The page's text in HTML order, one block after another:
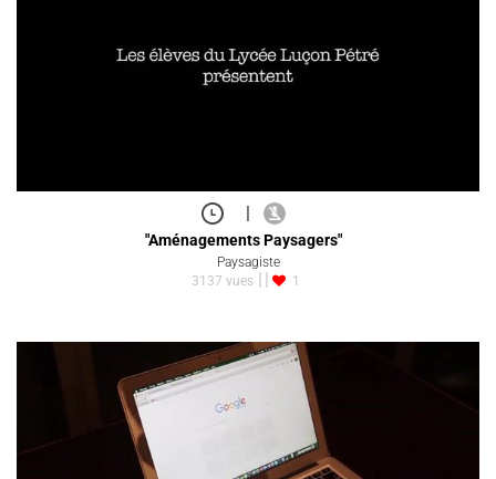
|
"Aménagements Paysagers"
Paysagiste
3137 vues
1